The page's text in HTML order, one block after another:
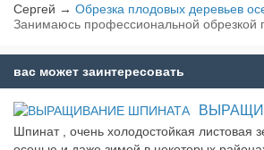
Сергей → Обрезка плодовых деревьев
Занимаюсь профессиональной обрезкой
вас может заинтересовать
Шпинат , очень холодостойкая листовая